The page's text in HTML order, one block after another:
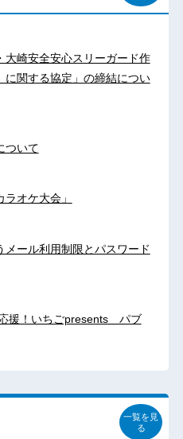
大崎安全安心スリーガード作
に関する協定」の締結につい
ついて
オケ大会」
メール利用制限とパスワード
援！いちごpresents パブ
一覧を見
る